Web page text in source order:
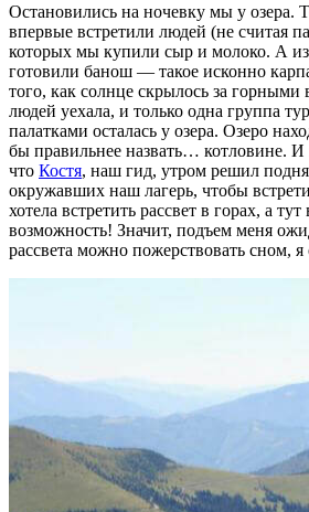
Остановились на ночевку мы у озера.
впервые встретили людей (не считая
которых мы купили сыр и молоко. А из
готовили банош — такое исконно
того, как солнце скрылось за горными
людей уехала, и только одна группа
палатками осталась у озера. Озеро
бы правильнее назвать… котловине.
что Костя, наш гид, утром решил
окружавших наш лагерь, чтобы
хотела встретить рассвет в горах, а
возможность! Значит, подъем меня
рассвета можно пожерствовать сном,